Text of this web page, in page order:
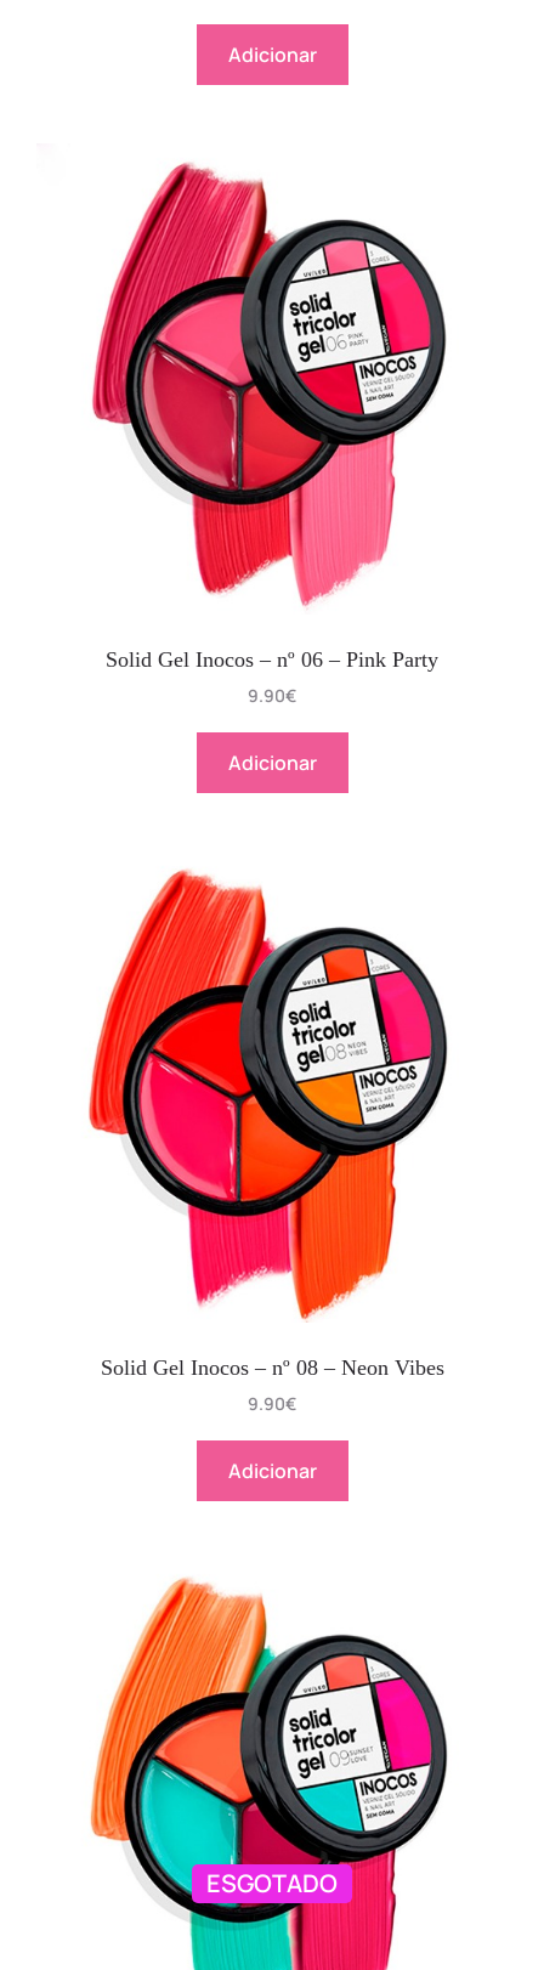
Adicionar
Solid Gel Inocos – nº 06 – Pink Party
9.90€
Adicionar
Solid Gel Inocos – nº 08 – Neon Vibes
9.90€
Adicionar
ESGOTADO